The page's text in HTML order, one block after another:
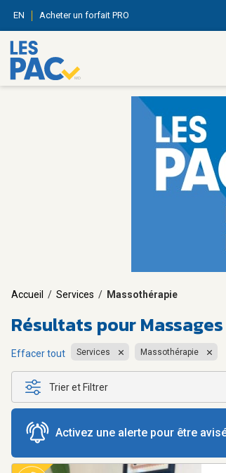
EN Acheter un forfait PRO
Accueil / Services / Massothérapie
Résultats pour
Effacer tout Services Massothérapie
Trier et Filtrer
Activez une alerte pour être